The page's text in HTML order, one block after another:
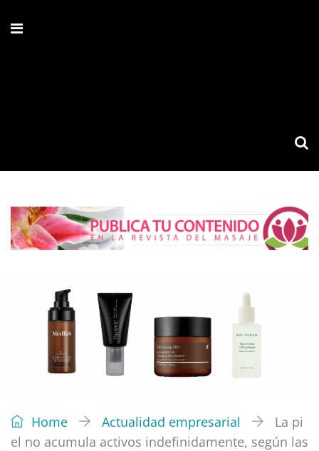
Home Actualidad empresarial
La pi
el no acumula activos indefinidamente, según las